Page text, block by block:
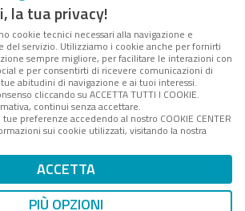
pubblicazione telematica iscritta
stampa del Tribunale di Roma -
2008 - Direttore resp. Michela
Stentella
società soggetta a Direzione e
parte di Digital360 S.p.A. - FPA s.r.l.
per il sistema di management
IVA n. 10693191008 - R.E.A. Roma
n. 1249791. ISP AWS
Mappa del sito
la tua privacy!
cookie tecnici necessari alla navigazione e
del servizio. Utilizziamo i cookie anche per fornirti
sempre migliore, per facilitare le interazioni con
e per consentirti di ricevere comunicazioni di
abitudini di navigazione e ai tuoi interessi.
cliccando su ACCETTA TUTTI I COOKIE.
continui senza accettare.
preferenze accedendo al nostro COOKIE CENTER
sui cookie utilizzati, visitando la nostra
ACCETTA
PIÙ OPZIONI